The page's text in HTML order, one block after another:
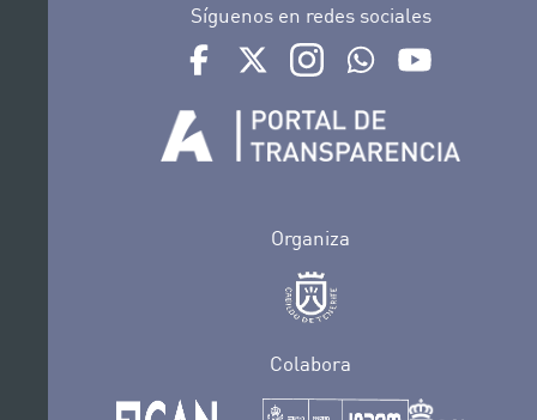
Síguenos en redes sociales
Ir a perfil de Auditorio de Tenerife en
Ir a perfil de Auditorio de Tenerife
Ir a perfil de Auditorio de
Ir al Boletín
Organiza
Colabora